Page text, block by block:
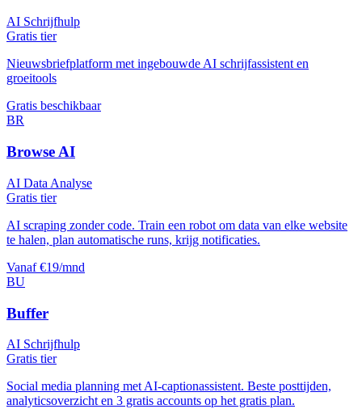
AI Schrijfhulp
Gratis tier
Nieuwsbriefplatform met ingebouwde AI schrijfassistent en
groeitools
Gratis beschikbaar
BR
Browse AI
AI Data Analyse
Gratis tier
AI scraping zonder code. Train een robot om data van elke website
te halen, plan automatische runs, krijg notificaties.
Vanaf €19/mnd
BU
Buffer
AI Schrijfhulp
Gratis tier
Social media planning met AI-captionassistent. Beste posttijden,
analyticsoverzicht en 3 gratis accounts op het gratis plan.